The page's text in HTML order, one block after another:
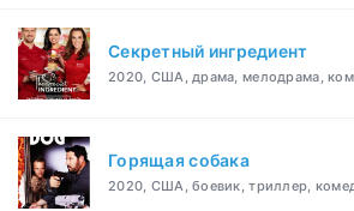
Секретный ингредиент
2020, США, драма, мелодрама,
Горящая собака
2020, США, боевик, триллер,